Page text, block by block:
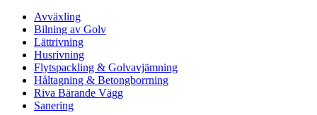
Avväxling
Bilning av Golv
Lättrivning
Husrivning
Flytspackling & Golvavjämning
Håltagning & Betongborrning
Riva Bärande Vägg
Sanering